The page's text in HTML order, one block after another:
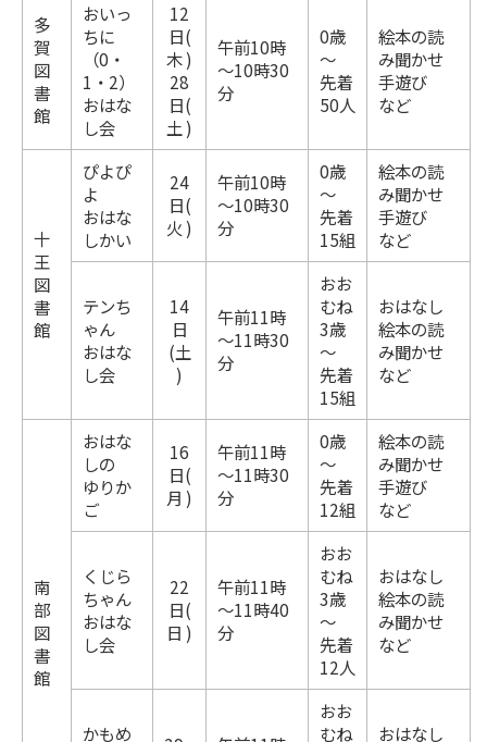
多
賀
図
書
館
おいっ
ちに
（0・
1・2）
おはな
し会
12
日(
木 )
28
日(
土 )
午前10時
～10時30
分
0歳
～
先着
50人
絵本の読
み聞かせ
手遊び
など
十
王
図
書
館
ぴよぴ
よ
おはな
しかい
24
日(
火 )
午前10時
～10時30
分
0歳
～
先着
15組
絵本の読
み聞かせ
手遊び
など
テンち
ゃん
おはな
し会
14
日
(土
)
午前11時
～11時30
分
おお
むね
3歳
～
先着
15組
おはなし
絵本の読
み聞かせ
など
南
部
図
書
館
おはな
しの
ゆりか
ご
16
日(
月 )
午前11時
～11時30
分
0歳
～
先着
12組
絵本の読
み聞かせ
手遊び
など
くじら
ちゃん
おはな
し会
22
日(
日 )
午前11時
～11時40
分
おお
むね
3歳
～
先着
12人
おはなし
絵本の読
み聞かせ
など
かもめ
おお
むね
おはなし